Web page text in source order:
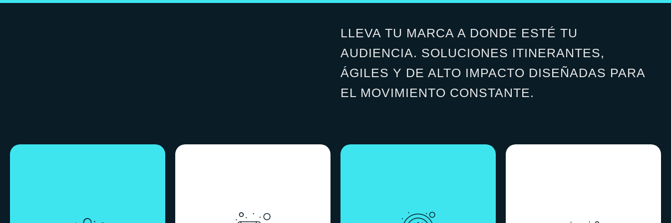
LLEVA TU MARCA A DONDE ESTÉ TU
AUDIENCIA. SOLUCIONES ITINERANTES,
ÁGILES Y DE ALTO IMPACTO DISEÑADAS PARA
EL MOVIMIENTO CONSTANTE.